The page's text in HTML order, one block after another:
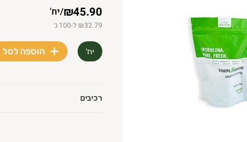
₪45.90
/יח'
₪32.79 ל-100 ג׳
יח' הוספה לסל
רכיבים